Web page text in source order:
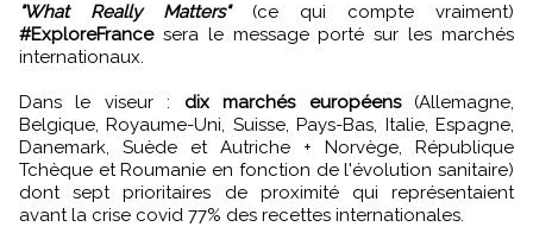
"What Really Matters"(ce qui compte vraiment)
#ExploreFrancesera le message porté sur les marchés
internationaux.
Dans le viseur : dix marchés européens(Allemagne,
Belgique, Royaume-Uni, Suisse, Pays-Bas, Italie, Espagne,
Danemark, Suède et Autriche + Norvège, République
Tchèque et Roumanie en fonction de l'évolution sanitaire)
dont sept prioritaires de proximité qui représentaient
avant la crise covid 77% des recettes internationales.